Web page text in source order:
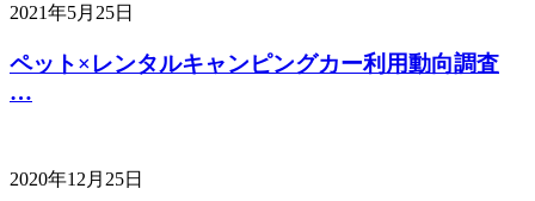
2021年5月25日
ペット×レンタルキャンピングカー利用動向調査
…
2020年12月25日